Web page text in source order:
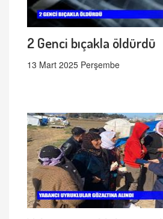
2 Genci bıçakla öldürdü
13 Mart 2025 Perşembe